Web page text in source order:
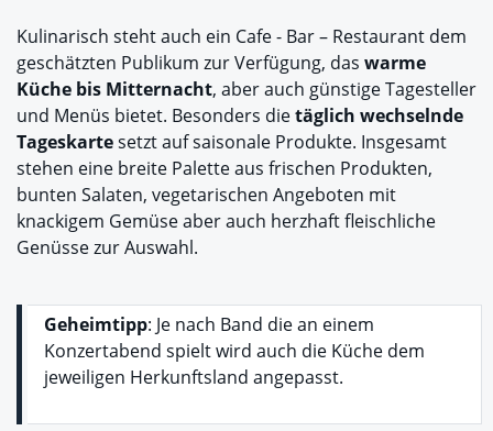
Kulinarisch steht auch ein Cafe - Bar – Restaurant dem
geschätzten Publikum zur Verfügung, das warme
Küche bis Mitternacht, aber auch günstige Tagesteller
und Menüs bietet. Besonders dietäglich wechselnde
Tageskartesetzt auf saisonale Produkte. Insgesamt
stehen eine breite Palette aus frischen Produkten,
bunten Salaten, vegetarischen Angeboten mit
knackigem Gemüse aber auch herzhaft fleischliche
Genüsse zur Auswahl.
Geheimtipp: Je nach Band die an einem
Konzertabend spielt wird auch die Küche dem
jeweiligen Herkunftsland angepasst.